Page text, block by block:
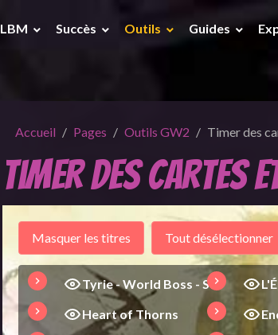
LBM Succès Outils Guides
Accueil Pages Outils GW2 Timer des
Timer des cartes
Tyrie - World Boss - S1
Heart of Thorns